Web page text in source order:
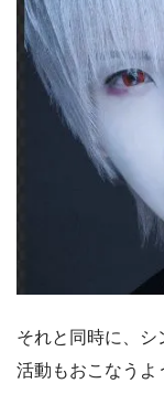
それと同時に、
活動もおこなうよ